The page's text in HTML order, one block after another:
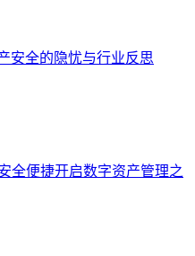
安全的隐忧与行业反思
全便捷开启数字资产管理之